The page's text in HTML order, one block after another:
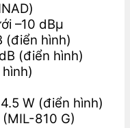
–10 dBμ
(điển hình)
(điển hình)
W (điển hình)
810 G)